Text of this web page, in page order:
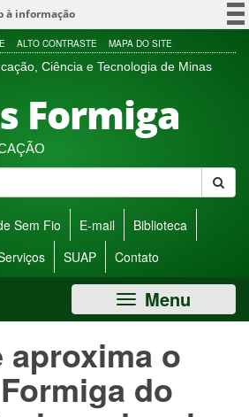
à informação
Participe
Serviços
ALTO CONTRASTE MAPA DO SITE
Ciência e Tecnologia de Minas
Formiga
e
s
r
Sem Fio E-mail
Biblioteca
SUAP Contato
Menu
aproxima o
do